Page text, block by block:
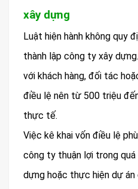
xây dựng
Luật hiện hành không quy
thành lập công ty xây
với khách hàng, đối tác
điều lệ nên từ 500 triệu
thực tế.
Việc kê khai vốn điều lệ
công ty thuận lợi trong
dựng hoặc thực hiện dự án